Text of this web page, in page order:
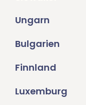
Ungarn
Bulgarien
Finnland
Luxemburg